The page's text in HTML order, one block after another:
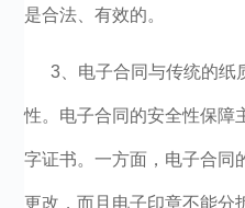
是合法、有效的。
3、电子合同与传统的纸
性。电子合同的安全性保障
字证书。一方面，电子合同
更改，而且电子印章不能分